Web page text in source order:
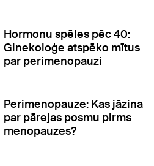
Hormonu spēles pēc 40:
Ginekoloģe atspēko mītus
par perimenopauzi
Perimenopauze: Kas jāzina
par pārejas posmu pirms
menopauzes?